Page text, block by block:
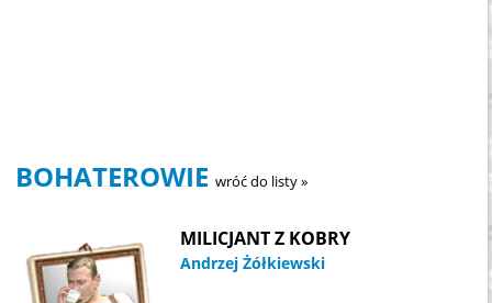
BOHATEROWIE wróć do listy »
MILICJANT Z KOBRY
Andrzej Żółkiewski